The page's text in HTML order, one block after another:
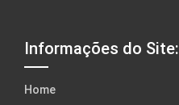
Informações do Site:
Home